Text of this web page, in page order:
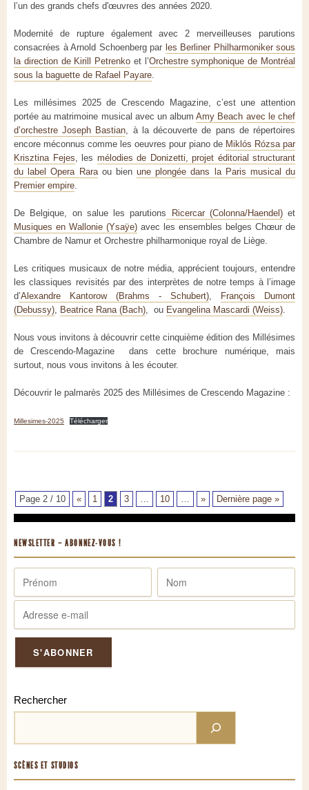
l’un des grands chefs d'œuvres des années 2020.
Modernité de rupture également avec 2 merveilleuses parutions
consacrées à Arnold Schoenberg par les Berliner Philharmoniker sous
la direction de Kirill Petrenko et l’Orchestre symphonique de Montréal
sous la baguette de Rafael Payare.
Les millésimes 2025 de Crescendo Magazine, c’est une attention
portée au matrimoine musical avec un albumAmy Beach avec le chef
d’orchestre Joseph Bastian, à la découverte de pans de répertoires
encore méconnus comme les oeuvres pour piano de Miklós Rózsa par
Krisztina Fejes, les mélodies de Donizetti, projet éditorial structurant
du label Opera Raraou bien une plongée dans la Paris musical du
Premier empire.
De Belgique, on salue les parutions Ricercar (Colonna/Haendel)et
Musiques en Wallonie (Ysaÿe) avec les ensembles belges Chœur de
Chambre de Namur et Orchestre philharmonique royal de Liège.
Les critiques musicaux de notre média, apprécient toujours, entendre
les classiques revisités par des interprètes de notre temps à l’image
d’Alexandre Kantorow (Brahms - Schubert),
François Dumont
(Debussy), Beatrice Rana (Bach), ou Evangelina Mascardi (Weiss).
Nous vous invitons à découvrir cette cinquième édition des Millésimes
de Crescendo-Magazine dans cette brochure numérique, mais
surtout, nous vous invitons à les écouter.
Découvrir le palmarès 2025 des Millésimes de Crescendo Magazine :
Millesimes-2025 Télécharger
Page 2 / 10 « 1 2 3 … 10 … » Dernière page »
NEWSLETTER – ABONNEZ-VOUS !
Rechercher
SCÈNES ET STUDIOS